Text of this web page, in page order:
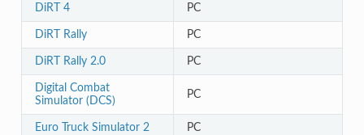
DiRT 4 PC
DiRT Rally PC
DiRT Rally 2.0 PC
Digital Combat
Simulator (DCS)
PC
Euro Truck Simulator 2 PC